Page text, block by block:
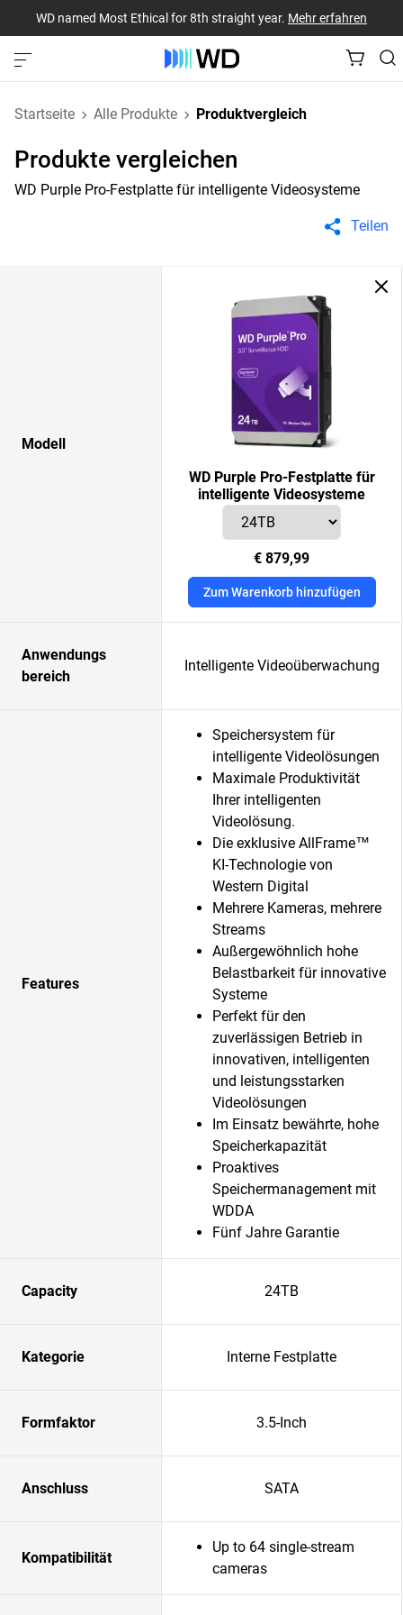
WD named Most Ethical for 8th straight year. Mehr erfahren
Startseite Alle Produkte Produktvergleich
Produkte vergleichen
WD Purple Pro-Festplatte für intelligente Videosysteme
Teilen
Modell
WD Purple Pro-Festplatte für
intelligente Videosysteme
€ 879,99
Zum Warenkorb hinzufügen
Anwendungs
bereich
Intelligente Videoüberwachung
Features
Speichersystem für
intelligente Videolösungen
Maximale Produktivität
Ihrer intelligenten
Videolösung.
Die exklusive AllFrame™
KI-Technologie von
Western Digital
Mehrere Kameras, mehrere
Streams
Außergewöhnlich hohe
Belastbarkeit für innovative
Systeme
Perfekt für den
zuverlässigen Betrieb in
innovativen, intelligenten
und leistungsstarken
Videolösungen
Im Einsatz bewährte, hohe
Speicherkapazität
Proaktives
Speichermanagement mit
WDDA
Fünf Jahre Garantie
Capacity 24TB
Kategorie Interne Festplatte
Formfaktor 3.5-Inch
Anschluss SATA
Kompatibilität
Up to 64 single-stream
cameras